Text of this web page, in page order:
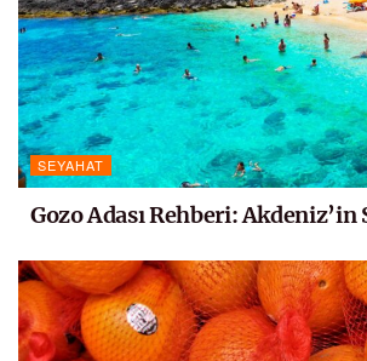
SEYAHAT
Gozo Adası Rehberi: Akdeniz’in